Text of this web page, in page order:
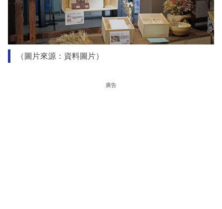
（圖片來源：資料圖片）
廣告